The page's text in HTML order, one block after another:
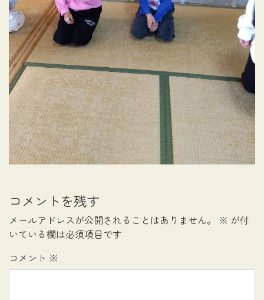
コメントを残す
メールアドレスが公開されることはありません。 ※ が付
いている欄は必須項目です
コメント ※